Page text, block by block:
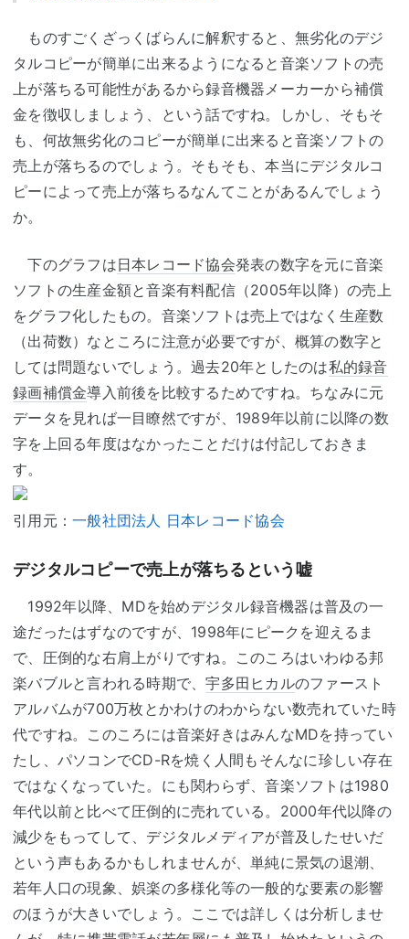
ものすごくざっくばらんに解釈すると、無劣化のデジ
タルコピーが簡単に出来るようになると音楽ソフトの売
上が落ちる可能性があるから録音機器メーカーから補償
金を徴収しましょう、という話ですね。しかし、そもそ
も、何故無劣化のコピーが簡単に出来ると音楽ソフトの
売上が落ちるのでしょう。そもそも、本当にデジタルコ
ピーによって売上が落ちるなんてことがあるんでしょう
か。
下のグラフは日本レコード協会発表の数字を元に音楽
ソフトの生産金額と音楽有料配信（2005年以降）の売上
をグラフ化したもの。音楽ソフトは売上ではなく生産数
（出荷数）なところに注意が必要ですが、概算の数字と
しては問題ないでしょう。過去20年としたのは私的録音
録画補償金導入前後を比較するためですね。ちなみに元
データを見れば一目瞭然ですが、1989年以前に以降の数
字を上回る年度はなかったことだけは付記しておきま
す。
引用元： 一般社団法人 日本レコード協会
デジタルコピーで売上が落ちるという嘘
1992年以降、MDを始めデジタル録音機器は普及の一
途だったはずなのですが、1998年にピークを迎えるま
で、圧倒的な右肩上がりですね。このころはいわゆる邦
楽バブルと言われる時期で、宇多田ヒカルのファースト
アルバムが700万枚とかわけのわからない数売れていた時
代ですね。このころには音楽好きはみんなMDを持ってい
たし、パソコンでCD-Rを焼く人間もそんなに珍しい存在
ではなくなっていた。にも関わらず、音楽ソフトは1980
年代以前と比べて圧倒的に売れている。2000年代以降の
減少をもってして、デジタルメディアが普及したせいだ
という声もあるかもしれませんが、単純に景気の退潮、
若年人口の現象、娯楽の多様化等の一般的な要素の影響
のほうが大きいでしょう。ここでは詳しくは分析しませ